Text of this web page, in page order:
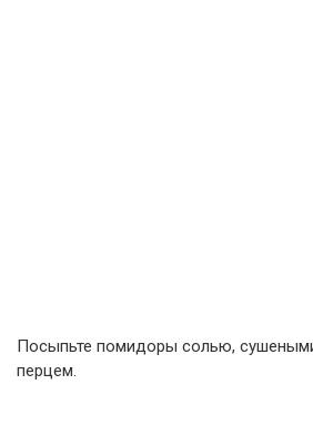
Посыпьте помидоры солью,
перцем.